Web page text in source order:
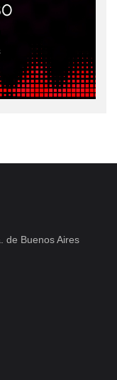
de Buenos Aires